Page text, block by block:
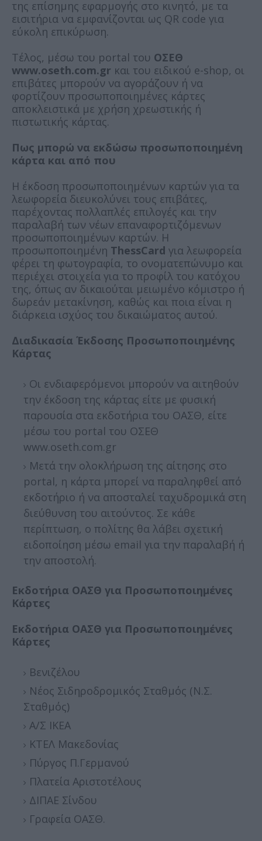
της επίσημης εφαρμογής στο κινητό, με τα
εισιτήρια να εμφανίζονται ως QR code για
εύκολη επικύρωση.
Τέλος, μέσω του portal του ΟΣΕΘ
www.oseth.com.gr και του ειδικού e-shop, οι
επιβάτες μπορούν να αγοράζουν ή να
φορτίζουν προσωποποιημένες κάρτες
αποκλειστικά με χρήση χρεωστικής ή
πιστωτικής κάρτας.
Πως μπορώ να εκδώσω προσωποποιημένη
κάρτα και από που
Η έκδοση προσωποποιημένων καρτών για τα
λεωφορεία διευκολύνει τους επιβάτες,
παρέχοντας πολλαπλές επιλογές και την
παραλαβή των νέων επαναφορτιζόμενων
προσωποποιημένων καρτών. Η
προσωποποιημένη ThessCard για λεωφορεία
φέρει τη φωτογραφία, το ονοματεπώνυμο και
περιέχει στοιχεία για το προφίλ του κατόχου
της, όπως αν δικαιούται μειωμένο κόμιστρο ή
δωρεάν μετακίνηση, καθώς και ποια είναι η
διάρκεια ισχύος του δικαιώματος αυτού.
Διαδικασία Έκδοσης Προσωποποιημένης
Κάρτας
Οι ενδιαφερόμενοι μπορούν να αιτηθούν
την έκδοση της κάρτας είτε με φυσική
παρουσία στα εκδοτήρια του ΟΑΣΘ, είτε
μέσω του portal του ΟΣΕΘ
www.oseth.com.gr
Μετά την ολοκλήρωση της αίτησης στο
portal, η κάρτα μπορεί να παραληφθεί από
εκδοτήριο ή να αποσταλεί ταχυδρομικά στη
διεύθυνση του αιτούντος. Σε κάθε
περίπτωση, ο πολίτης θα λάβει σχετική
ειδοποίηση μέσω email για την παραλαβή ή
την αποστολή.
Εκδοτήρια ΟΑΣΘ για Προσωποποιημένες
Κάρτες
Εκδοτήρια ΟΑΣΘ για Προσωποποιημένες
Κάρτες
Βενιζέλου
Νέος Σιδηροδρομικός Σταθμός (Ν.Σ.
Σταθμός)
Α/Σ ΙΚΕΑ
ΚΤΕΛ Μακεδονίας
Πύργος Π.Γερμανού
Πλατεία Αριστοτέλους
ΔΙΠΑΕ Σίνδου
Γραφεία ΟΑΣΘ.